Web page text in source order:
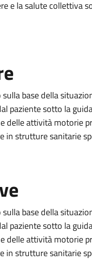
e la salute collettiva
base della
paziente sotto la
delle attività motorie
in strutture sanitarie
base della
paziente sotto la
delle attività motorie
in strutture sanitarie